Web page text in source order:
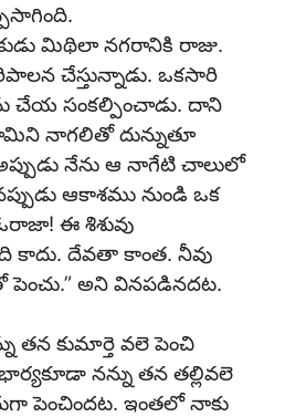
మిథిలా నగరానికి రాజు.
చేస్తున్నాడు. ఒకసారి
చేయ సంకల్పించాడు. దాని
నాగలితో దున్నుతూ
నేను ఆ నాగేటి చాలులో
ఆకాశము నుండి ఒక
ఈ శిశువు
కాదు. దేవతా కాంత. నీవు
పెంచు.” అని వినపడినదట.
తన కుమార్తె వలె పెంచి
నన్ను తన తల్లివలె
పెంచిందట. ఇంతలో నాకు